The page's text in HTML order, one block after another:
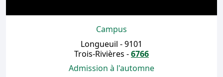
Campus
Longueuil - 9101
Trois-Rivières -6766
Admission à l'automne